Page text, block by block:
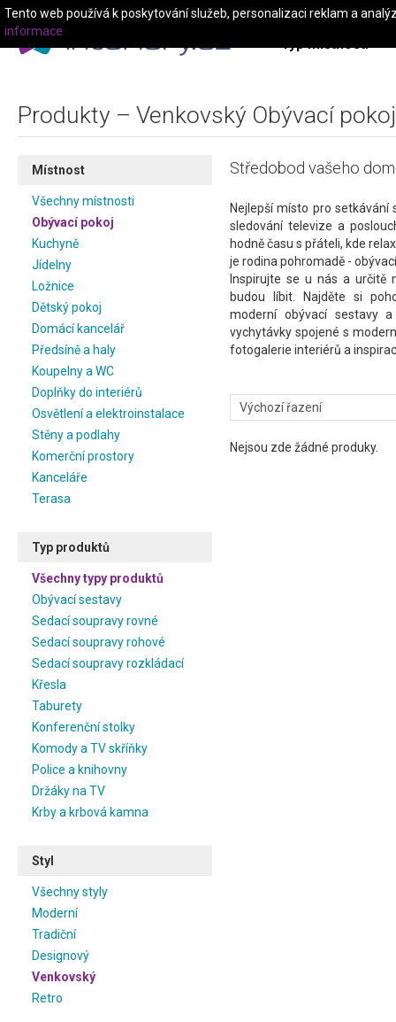
Typ místnosti
Produkty – Venkovský Obývací pokoj
Místnost
Všechny místnosti
Obývací pokoj
Kuchyně
Jídelny
Ložnice
Dětský pokoj
Domácí kancelář
Předsíně a haly
Koupelny a WC
Doplňky do interiérů
Osvětlení a elektroinstalace
Stěny a podlahy
Komerční prostory
Kanceláře
Terasa
Typ produktů
Všechny typy produktů
Obývací sestavy
Sedací soupravy rovné
Sedací soupravy rohové
Sedací soupravy rozkládací
Křesla
Taburety
Konferenční stolky
Komody a TV skříňky
Police a knihovny
Držáky na TV
Krby a krbová kamna
Styl
Všechny styly
Moderní
Tradiční
Designový
Venkovský
Retro
Středobod vašeho
Nejlepší místo pro
sledování televize a
hodně času s přáteli, kde
je rodina pohromadě -
Inspirujte se u nás a určitě
budou líbit. Najděte si
moderní obývací sestavy
vychytávky spojené s
fotogalerie interiérů a
Nejsou zde žádné produky.
Tento web používá k poskytování služeb, personalizaci reklam a
informace